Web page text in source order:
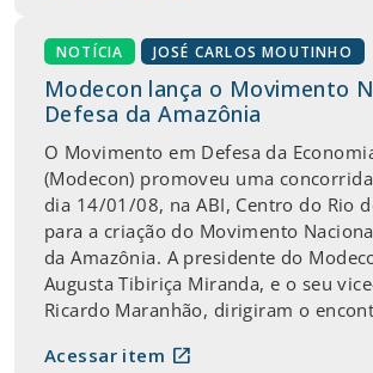
NOTÍCIA JOSÉ CARLOS MOUTINHO
Modecon lança o Movimento
Defesa da Amazônia
O Movimento em Defesa da
(Modecon) promoveu uma
dia 14/01/08, na ABI, Centro do Rio
para a criação do Movimento
da Amazônia. A presidente do
Augusta Tibiriça Miranda, e o seu
Ricardo Maranhão, dirigiram o
Acessar item open_in_new